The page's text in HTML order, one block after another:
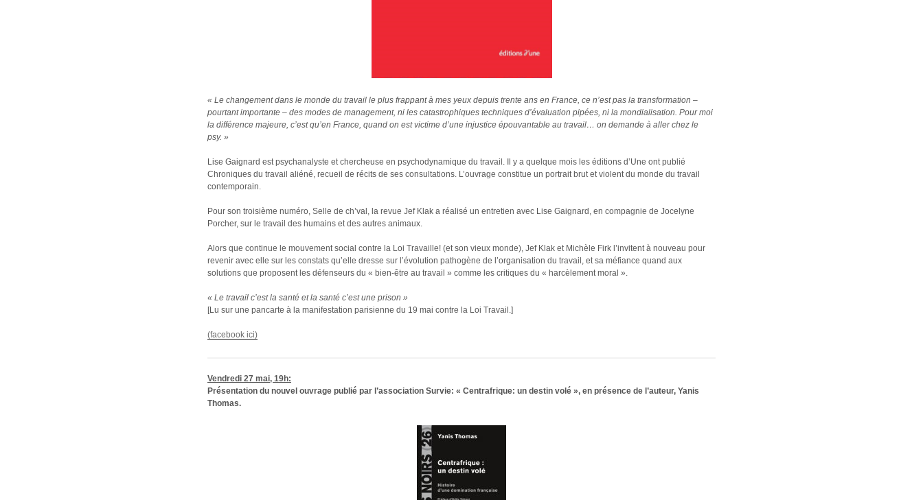
« Le changement dans le monde du travail le plus frappant à mes yeux depuis trente ans en France, ce n’est pas la transformation –
pourtant importante – des modes de management, ni les catastrophiques techniques d’évaluation pipées, ni la mondialisation. Pour moi
la différence majeure, c’est qu’en France, quand on est victime d’une injustice épouvantable au travail… on demande à aller chez le
psy. »
Lise Gaignard est psychanalyste et chercheuse en psychodynamique du travail. Il y a quelque mois les éditions d’Une ont publié
Chroniques du travail aliéné, recueil de récits de ses consultations. L’ouvrage constitue un portrait brut et violent du monde du travail
contemporain.
Pour son troisième numéro, Selle de ch’val, la revue Jef Klak a réalisé un entretien avec Lise Gaignard, en compagnie de Jocelyne
Porcher, sur le travail des humains et des autres animaux.
Alors que continue le mouvement social contre la Loi Travaille! (et son vieux monde), Jef Klak et Michèle Firk l’invitent à nouveau pour
revenir avec elle sur les constats qu’elle dresse sur l’évolution pathogène de l’organisation du travail, et sa méfiance quand aux
solutions que proposent les défenseurs du « bien-être au travail » comme les critiques du « harcèlement moral ».
« Le travail c’est la santé et la santé c’est une prison »
[Lu sur une pancarte à la manifestation parisienne du 19 mai contre la Loi Travail.]
(facebook ici)
Vendredi 27 mai, 19h:
Présentation du nouvel ouvrage publié par l’association Survie: « Centrafrique: un destin volé », en présence de l’auteur, Yanis
Thomas.